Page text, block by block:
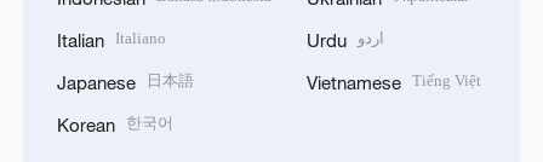
Italian Italiano
Japanese 日本語
Korean 한국어
Urdu اردو
Vietnamese Tiếng Việt